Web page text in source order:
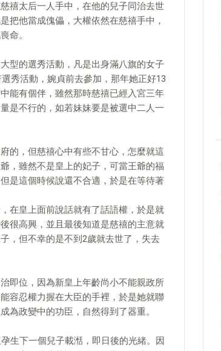
禧太后一人手中，在他的兒子同治去世
把他當成傀儡，大權依然在慈禧手中，
命。
型的選秀活動，凡是出身滿八旗的女子
秀活動，婉貞前去參加，那年她正好13
能有個伴，雖然那時慈禧已經入宮三年
是不行的，如若妹妹要是被選中二人一
的，但慈禧心中有些不甘心，怎麼就這
，雖然不是皇上的妃子，可當王爺的福
是這個時候說還不合適，於是在等待著
在皇上面前說話就有了話語權，於是就
很高興，並且最後知道是慈禧的主意就
，但不幸的是不到2歲就去世了，失去
即位，因為新皇上年齡尚小不能親政所
容忍權力握在大臣的手裡，於是她就聯
為政變中的功臣，自然得到了器重。
生下一個兒子載湉，即日後的光緒。因